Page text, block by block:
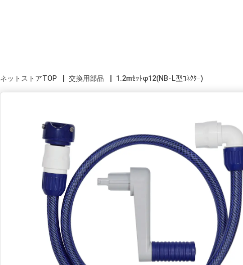
ネットストアTOP 交換用部品 1.2mｾｯﾄφ12(NB･L型ｺﾈｸﾀｰ)